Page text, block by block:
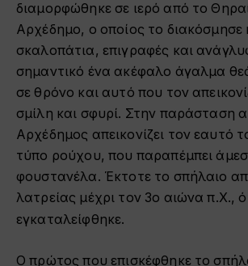
διαμορφώθηκε σε ιερό από το
Αρχέδημο, ο οποίος το διακόσμησε
σκαλοπάτια, επιγραφές και
σημαντικό ένα ακέφαλο άγαλμα
σε θρόνο και αυτό που τον
σμίλη και σφυρί. Στην παράσταση
Αρχέδημος απεικονίζει τον εαυτό
τύπο ρούχου, που παραπέμπει
φουστανέλα. Έκτοτε το σπήλαιο
λατρείας μέχρι τον 3ο αιώνα π.Χ.,
εγκαταλείφθηκε.
Ο πρώτος που επισκέφθηκε το